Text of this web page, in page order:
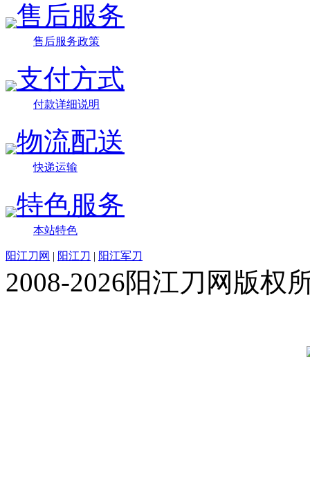
售后服务
售后服务政策
支付方式
付款详细说明
物流配送
快递运输
特色服务
本站特色
阳江刀网 | 阳江刀 | 阳江军刀
2008-2026阳江刀网版权